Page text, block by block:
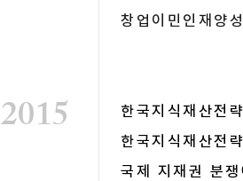
2015
창업이민인재양
한국지식재산전
한국지식재산전
국제 지재권 분